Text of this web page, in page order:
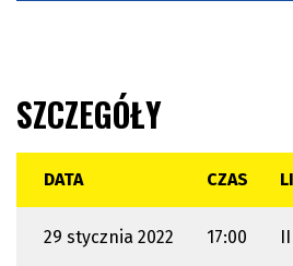
SZCZEGÓŁY
DATA CZAS
29 stycznia 2022 17:00